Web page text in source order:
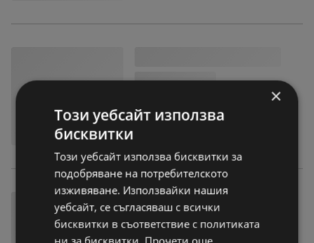
×
Този уебсайт използва
бисквитки
Този уебсайт използва бисквитки за
подобряване на потребителското
изживяване. Използвайки нашия
уебсайт, се съгласяваш с всички
бисквитки в съответствие с политиката
ни за бисквитки. Прочети още.